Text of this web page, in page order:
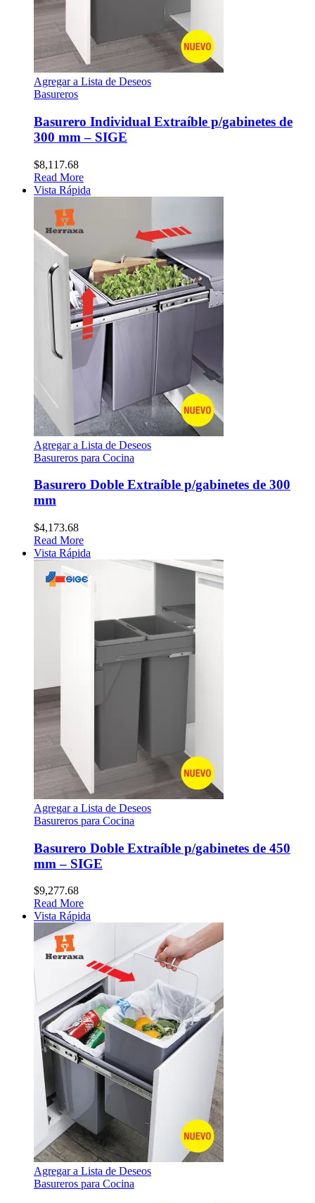
Agregar a Lista de Deseos
Basureros
Basurero Individual Extraíble p/gabinetes de
300 mm – SIGE
$8,117.68
Read More
Vista Rápida
Agregar a Lista de Deseos
Basureros para Cocina
Basurero Doble Extraíble p/gabinetes de 300
mm
$4,173.68
Read More
Vista Rápida
Agregar a Lista de Deseos
Basureros para Cocina
Basurero Doble Extraíble p/gabinetes de 450
mm – SIGE
$9,277.68
Read More
Vista Rápida
Agregar a Lista de Deseos
Basureros para Cocina